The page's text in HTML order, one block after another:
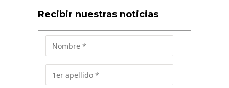
Recibir nuestras noticias